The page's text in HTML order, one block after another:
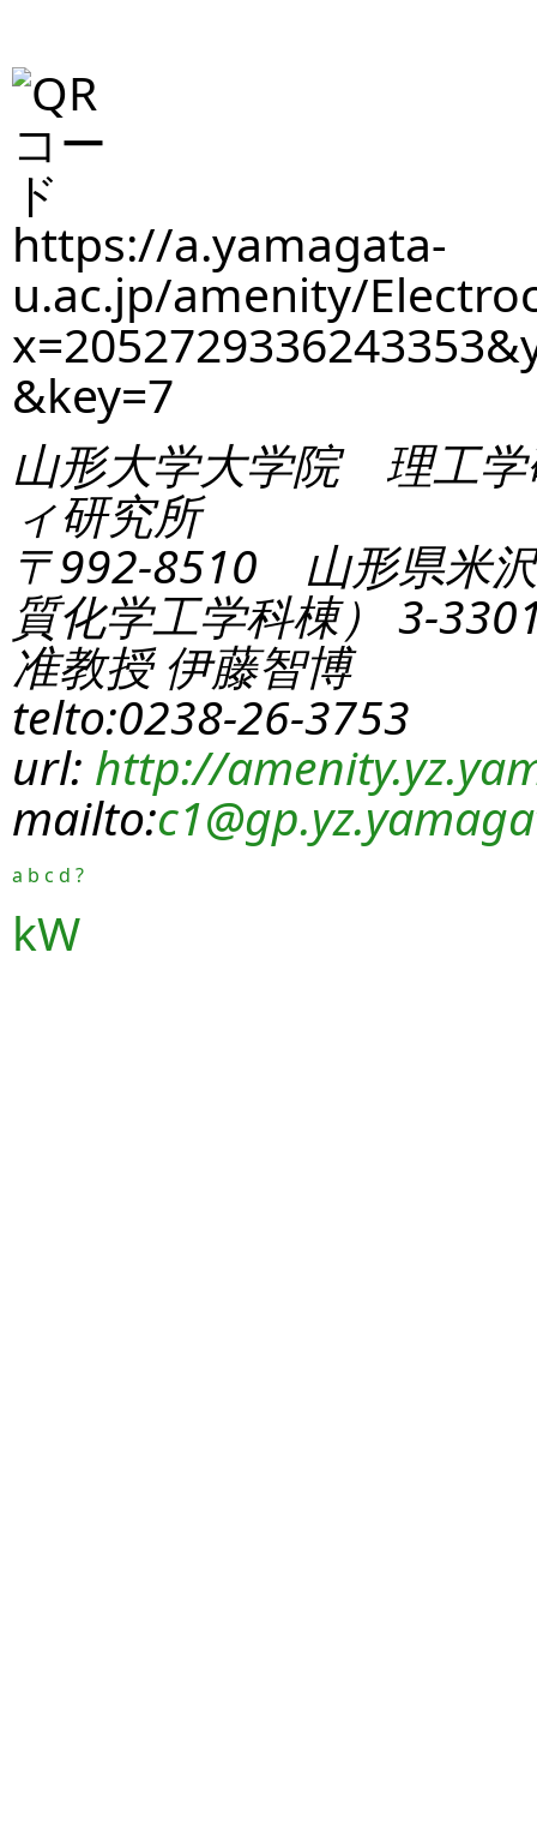
https://a.yamagata-
u.ac.jp/amenity/
&key=7
山形大学大学院 理工学
ィ研究所
〒992-8510 山形県米
質化学工学科棟） 3-
准教授 伊藤智博
telto:0238-26-3753
url: http://
mailto:c1
a b c d ?
kW